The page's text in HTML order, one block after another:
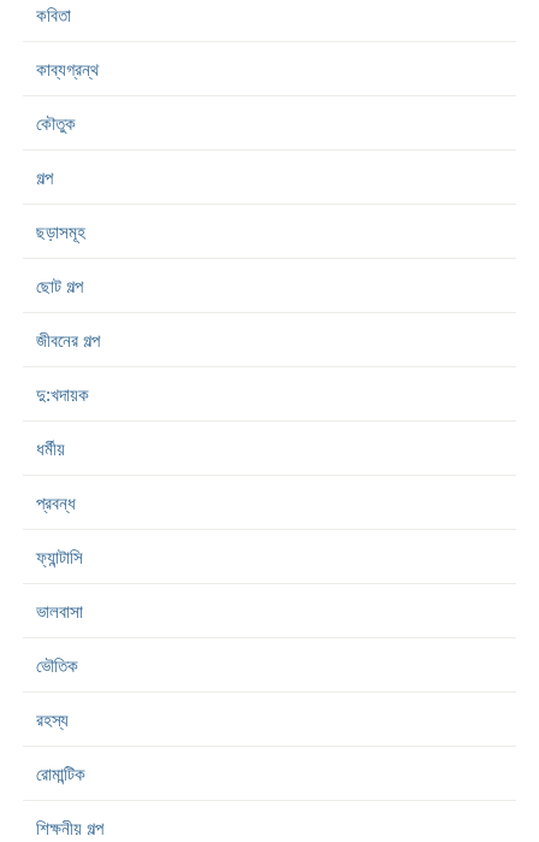
কবিতা
কাব্যগ্রন্থ
কৌতুক
গল্প
ছড়াসমূহ
ছোট গল্প
জীবনের গল্প
দু:খদায়ক
ধর্মীয়
প্রবন্ধ
ফ্যান্টাসি
ভালবাসা
ভৌতিক
রহস্য
রোমান্টিক
শিক্ষনীয় গল্প